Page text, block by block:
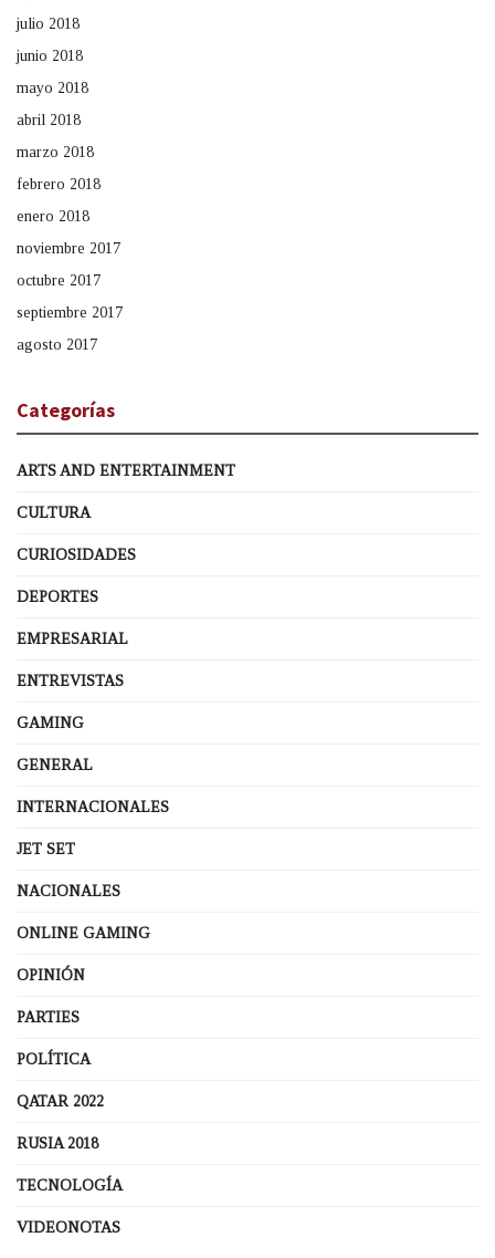
julio 2018
junio 2018
mayo 2018
abril 2018
marzo 2018
febrero 2018
enero 2018
noviembre 2017
octubre 2017
septiembre 2017
agosto 2017
Categorías
ARTS AND ENTERTAINMENT
CULTURA
CURIOSIDADES
DEPORTES
EMPRESARIAL
ENTREVISTAS
GAMING
GENERAL
INTERNACIONALES
JET SET
NACIONALES
ONLINE GAMING
OPINIÓN
PARTIES
POLÍTICA
QATAR 2022
RUSIA 2018
TECNOLOGÍA
VIDEONOTAS